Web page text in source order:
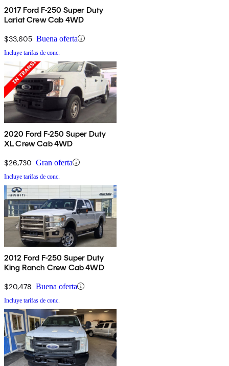
2017 Ford F-250 Super Duty
Lariat Crew Cab 4WD
$33,605 Buena oferta
Incluye tarifas de conc.
2020 Ford F-250 Super Duty
XL Crew Cab 4WD
$26,730 Gran oferta
Incluye tarifas de conc.
2012 Ford F-250 Super Duty
King Ranch Crew Cab 4WD
$20,478 Buena oferta
Incluye tarifas de conc.